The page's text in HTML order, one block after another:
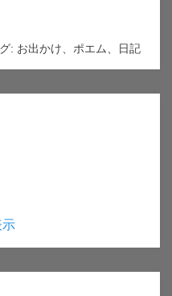
: お出かけ ポエム 日記
示